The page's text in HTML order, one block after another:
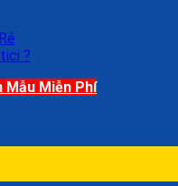
?
Mẫu Miễn Phí